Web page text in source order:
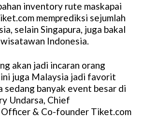
inventory rute maskapai
memprediksi sejumlah
selain Singapura, juga bakal
Indonesia.
akan jadi incaran orang
ini juga Malaysia jadi favorit
sedang banyak event besar di
Undarsa, Chief
Officer & Co-founder Tiket.com